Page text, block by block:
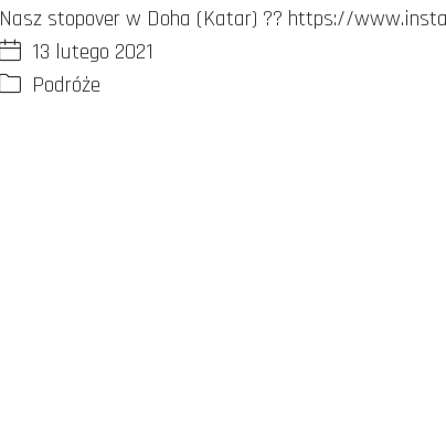
Nasz stopover w Doha (Katar) ?? https://
13 lutego 2021
Podróże